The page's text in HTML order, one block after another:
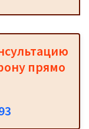
прямо